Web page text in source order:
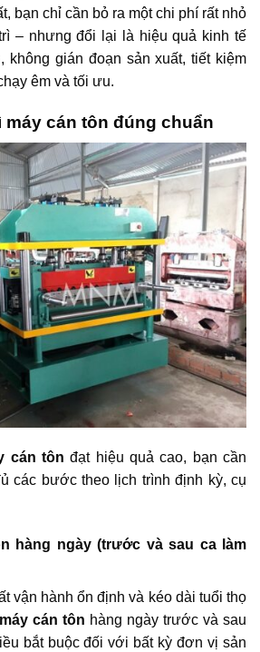
bạn chỉ cần bỏ ra một chi phí rất nhỏ
– nhưng đổi lại là hiệu quả kinh tế
không gián đoạn sản xuất, tiết kiệm
êm và tối ưu.
máy cán tôn đúng chuẩn
cán tôn đạt hiệu quả cao, bạn cần
các bước theo lịch trình định kỳ, cụ
hàng ngày (trước và sau ca làm
vận hành ổn định và kéo dài tuổi thọ
cán tôn hàng ngày trước và sau
bắt buộc đối với bất kỳ đơn vị sản